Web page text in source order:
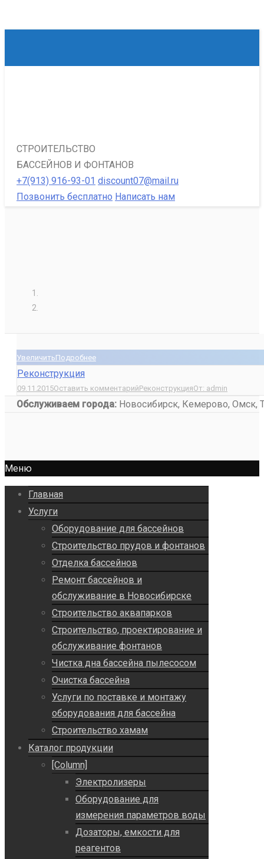
СТРОИТЕЛЬСТВО
БАССЕЙНОВ И ФОНТАНОВ
+7(913) 916-93-01 discount07@mail.ru
Позвонить бесплатно Написать нам
УвеличитьПодробнее
Реконструкция
09.11.2015Оставить комментарийРеконструкцияОт: admin
Обслуживаем города: Новосибирск, Кемерово, Омск,
Меню
Главная
Услуги
Оборудование для бассейнов
Строительство прудов и фонтанов
Отделка бассейнов
Ремонт бассейнов и
обслуживание в Новосибирске
Строительство аквапарков
Строительство, проектирование и
обслуживание фонтанов
Чистка дна бассейна пылесосом
Очистка бассейна
Услуги по поставке и монтажу
оборудования для бассейна
Строительство хамам
Каталог продукции
[Column]
Электролизеры
Оборудование для
измерения параметров воды
Дозаторы, емкости для
реагентов